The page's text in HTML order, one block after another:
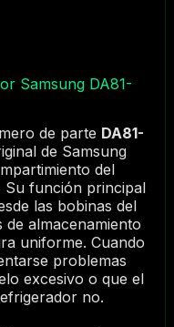
Samsung DA81-
de parte DA81-
de Samsung
del
Su función principal
las bobinas del
almacenamiento
uniforme. Cuando
problemas
excesivo o que el
no.